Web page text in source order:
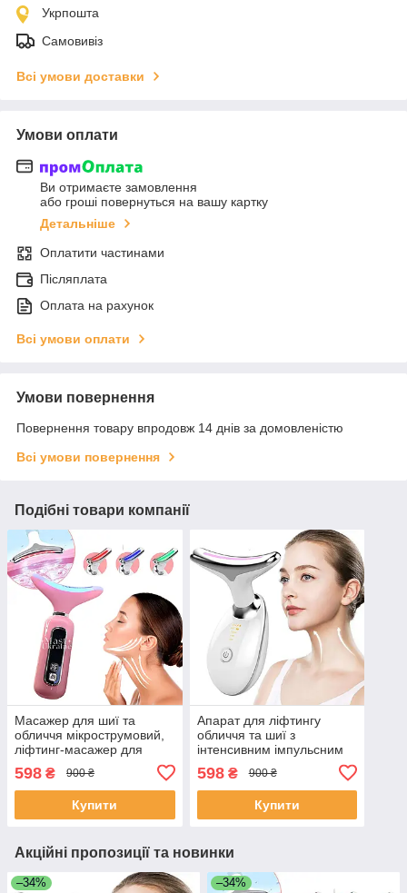
Укрпошта
Самовивіз
Всі умови доставки
Умови оплати
Ви отримаєте замовлення
або гроші повернуться на вашу картку
Детальніше
Оплатити частинами
Післяплата
Оплата на рахунок
Всі умови оплати
Умови повернення
Повернення товару впродовж 14 днів за домовленістю
Всі умови повернення
Подібні товари компанії
Масажер для шиї та
обличчя мікрострумовий,
ліфтинг-масажер для
підтяжки обличчя Рожевий
XH-010-Pink
598 ₴ 900 ₴
Купити
Апарат для ліфтингу
обличчя та шиї з
інтенсивним імпульсним
мікрострумовий масажер
Білий ES-1081-White
598₴ 900 ₴
Купити
Акційні пропозиції та новинки
–34% –34%